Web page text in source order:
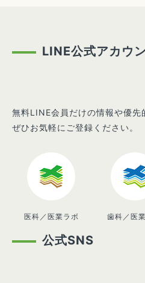
LINE公式アカウ
無料LINE会員だけの情報や優先
ぜひお気軽にご登録ください。
医科／医業ラボ 歯科／医
公式SNS